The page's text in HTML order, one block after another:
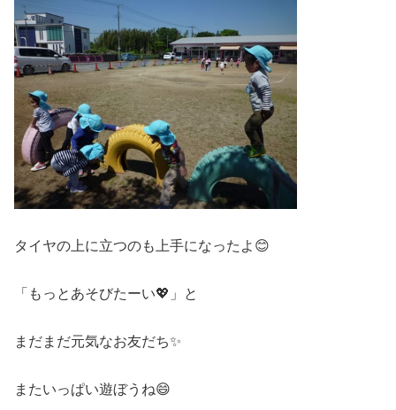
タイヤの上に立つのも上手になったよ😊
「もっとあそびたーい💖」と
まだまだ元気なお友だち✨
またいっぱい遊ぼうね😄